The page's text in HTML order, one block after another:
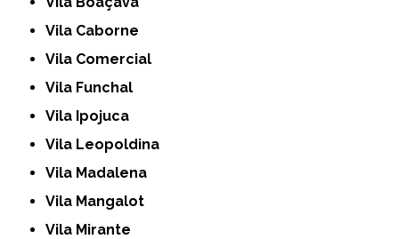
Vila Caborne
Vila Comercial
Vila Funchal
Vila Ipojuca
Vila Leopoldina
Vila Madalena
Vila Mangalot
Vila Mirante